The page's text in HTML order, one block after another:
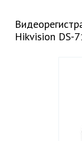
Hikvision DS-